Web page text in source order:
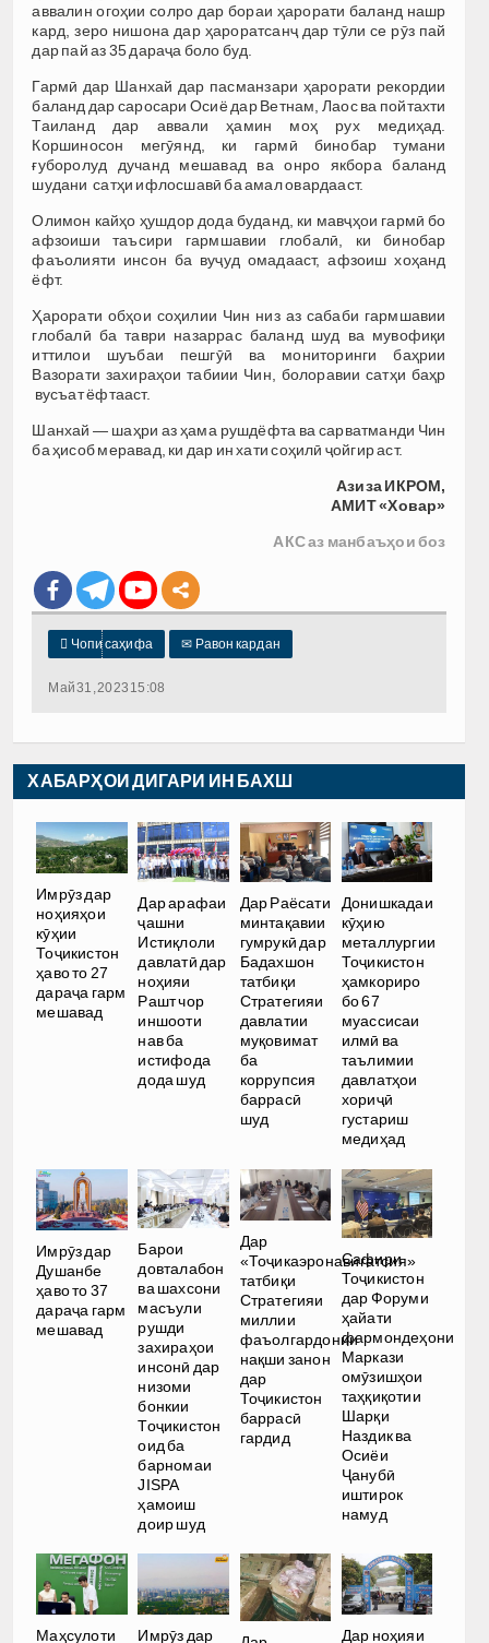
аввалин огоҳии солро дар бораи ҳарорати баланд нашр
кард, зеро нишона дар ҳароратсанҷ дар тӯли се рӯз пай
дар пай аз 35 дараҷа боло буд.
Гармӣ дар Шанхай дар пасманзари ҳарорати рекордии
баланд дар саросари Осиё дар Ветнам, Лаос ва пойтахти
Таиланд дар аввали ҳамин моҳ рух медиҳад.
Коршиносон мегӯянд, ки гармӣ бинобар тумани
ғуборолуд дучанд мешавад ва онро якбора баланд
шудани сатҳи ифлосшавӣ ба амал овардааст.
Олимон кайҳо ҳушдор дода буданд, ки мавҷҳои гармӣ бо
афзоиши таъсири гармшавии глобалӣ, ки бинобар
фаъолияти инсон ба вуҷуд омадааст, афзоиш хоҳанд
ёфт.
Ҳарорати обҳои соҳилии Чин низ аз сабаби гармшавии
глобалӣ ба таври назаррас баланд шуд ва мувофиқи
иттилои шуъбаи пешгӯӣ ва мониторинги баҳрии
Вазорати захираҳои табиии Чин, болоравии сатҳи баҳр
вусъат ёфтааст.
Шанхай — шаҳри аз ҳама рушдёфта ва сарватманди Чин
ба ҳисоб меравад, ки дар ин хати соҳилӣ ҷойгир аст.
Азиза ИКРОМ,
АМИТ «Ховар»
АКС аз манбаъҳои боз
 Чопи саҳифа ✉ Равон кардан
Май 31, 2023 15:08
ХАБАРҲОИ ДИГАРИ ИН БАХШ
Имрӯз дар
ноҳияҳои
кӯҳии
Тоҷикистон
ҳаво то 27
дараҷа гарм
мешавад
Дар арафаи
ҷашни
Истиқлоли
давлатӣ дар
ноҳияи
Рашт чор
иншооти
нав ба
истифода
дода шуд
Дар Раёсати
минтақавии
гумрукӣ дар
Бадахшон
татбиқи
Стратегияи
давлатии
муқовимат
ба
коррупсия
баррасӣ
шуд
Донишкадаи
кӯҳию
металлургии
Тоҷикистон
ҳамкориро
бо 67
муассисаи
илмӣ ва
таълимии
давлатҳои
хориҷӣ
густариш
медиҳад
Имрӯз дар
Душанбе
ҳаво то 37
дараҷа гарм
мешавад
Барои
довталабон
ва шахсони
масъули
рушди
захираҳои
инсонӣ дар
низоми
бонкии
Тоҷикистон
оид ба
барномаи
JISPA
ҳамоиш
доир шуд
Дар
«Тоҷикаэронавигатсия»
татбиқи
Стратегияи
миллии
фаъолгардонии
нақши занон
дар
Тоҷикистон
баррасӣ
гардид
Сафири
Тоҷикистон
дар Форуми
ҳайати
фармондеҳони
Маркази
омӯзишҳои
таҳқиқотии
Шарқи
Наздик ва
Осиёи
Ҷанубӣ
иштирок
намуд
Маҳсулоти Имрӯз дар Дар ноҳияи